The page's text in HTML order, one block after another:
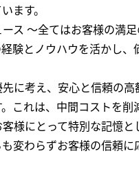
ます。
ス ～全てはお客様の満
験とノウハウを活かし
に考え、安心と信頼の
これは、中間コストを削
様にとって特別な記憶
変わらずお客様の信頼に